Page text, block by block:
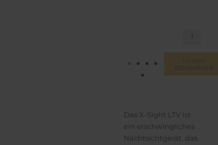
Menge
Das X-Sight LTV ist
ein erschwingliches
Nachtsichtgerät, das